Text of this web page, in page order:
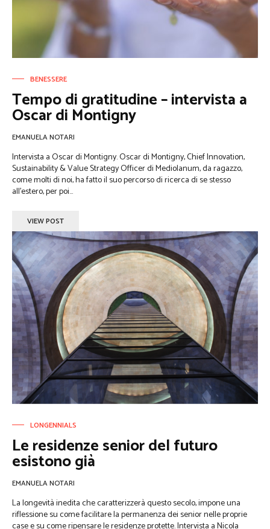
BENESSERE
Tempo di gratitudine – intervista a
Oscar di Montigny
EMANUELA NOTARI
Intervista a Oscar di Montigny. Oscar di Montigny, Chief Innovation,
Sustainability & Value Strategy Officer di Mediolanum, da ragazzo,
come molti di noi, ha fatto il suo percorso di ricerca di se stesso
all’estero, per poi...
VIEW POST
LONGENNIALS
Le residenze senior del futuro
esistono già
EMANUELA NOTARI
La longevità inedita che caratterizzerà questo secolo, impone una
riflessione su come facilitare la permanenza dei senior nelle proprie